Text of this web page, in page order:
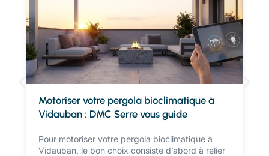
Motoriser votre pergola bioclimatique à
Vidauban : DMC Serre vous guide
Pour motoriser votre pergola bioclimatique à
Vidauban, le bon choix consiste d’abord à relier